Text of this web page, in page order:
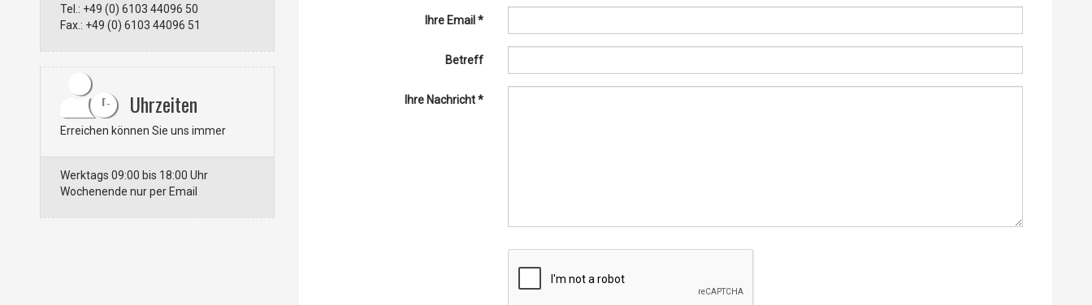
Ihre Email *
Betreff
Ihre Nachricht *
Tel.: +49 (0) 6103 44096 50
Fax.: +49 (0) 6103 44096 51
Uhrzeiten
Erreichen können Sie uns immer
Werktags 09:00 bis 18:00 Uhr
Wochenende nur per Email